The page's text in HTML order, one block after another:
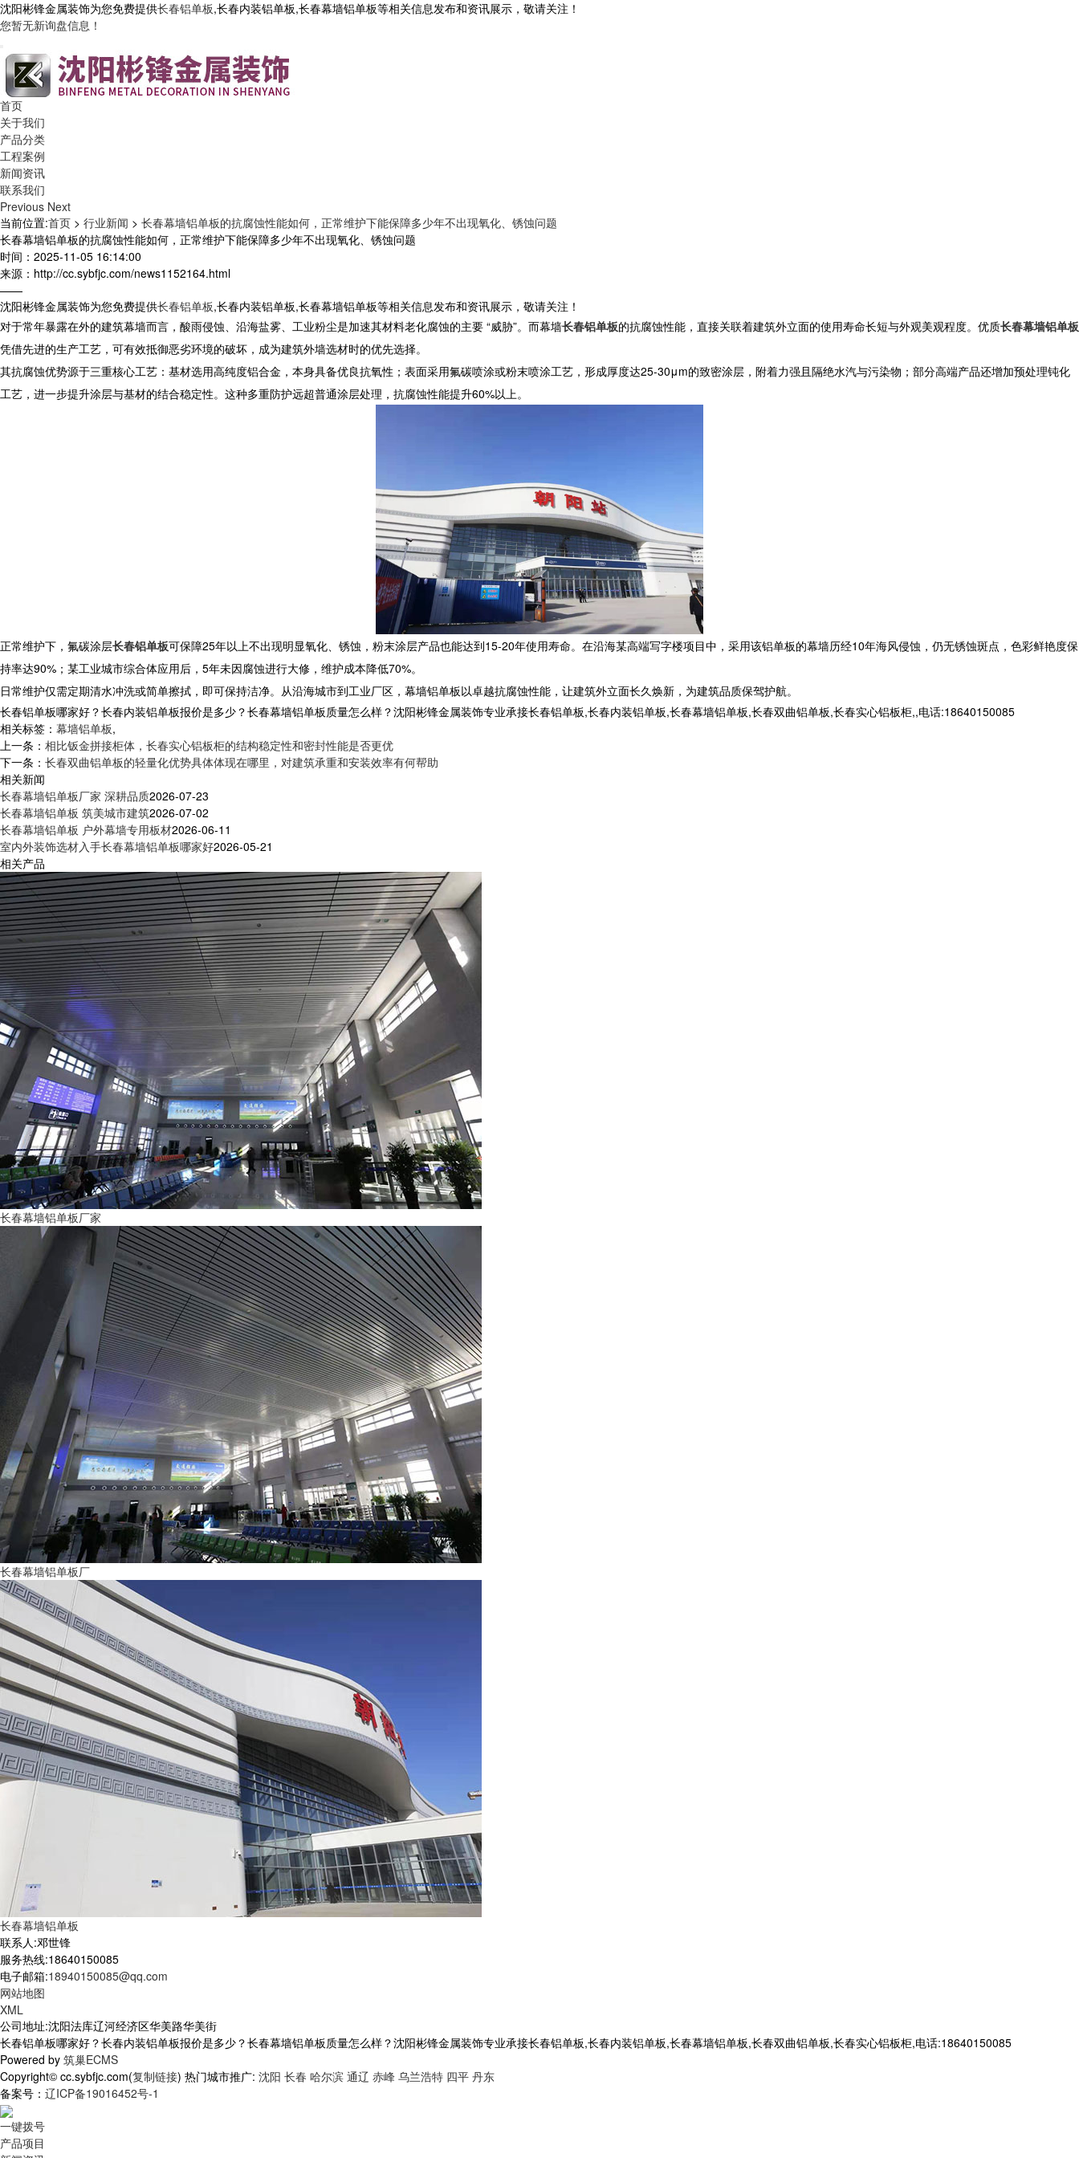
沈阳彬锋金属装饰为您免费提供长春铝单板,长春内装铝单板,长春幕墙铝单板等相关信息发布和资讯展示，敬请关注！
您暂无新询盘信息！
首页
关于我们
产品分类
工程案例
新闻资讯
联系我们
Previous Next
当前位置:首页 > 行业新闻 > 长春幕墙铝单板的抗腐蚀性能如何，正常维护下能保障多少年不出现氧化、锈蚀问题
长春幕墙铝单板的抗腐蚀性能如何，正常维护下能保障多少年不出现氧化、锈蚀问题
时间：2025-11-05 16:14:00
来源：http://cc.sybfjc.com/news1152164.html
——
沈阳彬锋金属装饰为您免费提供长春铝单板,长春内装铝单板,长春幕墙铝单板等相关信息发布和资讯展示，敬请关注！
对于常年暴露在外的建筑幕墙而言，酸雨侵蚀、沿海盐雾、工业粉尘是加速其材料老化腐蚀的主要 “威胁”。而幕墙长春铝单板的抗腐蚀性能，直接关联着建筑外立面的使用寿命长短与外观美观程度。优质长春幕墙铝单板
凭借先进的生产工艺，可有效抵御恶劣环境的破坏，成为建筑外墙选材时的优先选择。
其抗腐蚀优势源于三重核心工艺：基材选用高纯度铝合金，本身具备优良抗氧性；表面采用氟碳喷涂或粉末喷涂工艺，形成厚度达25-30μm的致密涂层，附着力强且隔绝水汽与污染物；部分高端产品还增加预处理钝化
工艺，进一步提升涂层与基材的结合稳定性。这种多重防护远超普通涂层处理，抗腐蚀性能提升60%以上。
正常维护下，氟碳涂层长春铝单板可保障25年以上不出现明显氧化、锈蚀，粉末涂层产品也能达到15-20年使用寿命。在沿海某高端写字楼项目中，采用该铝单板的幕墙历经10年海风侵蚀，仍无锈蚀斑点，色彩鲜艳度保
持率达90%；某工业城市综合体应用后，5年未因腐蚀进行大修，维护成本降低70%。
日常维护仅需定期清水冲洗或简单擦拭，即可保持洁净。从沿海城市到工业厂区， 幕墙铝单板以卓越抗腐蚀性能，让建筑外立面长久焕新，为建筑品质保驾护航。
长春铝单板哪家好？长春内装铝单板报价是多少？长春幕墙铝单板质量怎么样？沈阳彬锋金属装饰专业承接长春铝单板,长春内装铝单板,长春幕墙铝单板,长春双曲铝单板,长春实心铝板柜,,电话:18640150085
相关标签： 幕墙铝单板,
上一条： 相比钣金拼接柜体，长春实心铝板柜的结构稳定性和密封性能是否更优
下一条： 长春双曲铝单板的轻量化优势具体体现在哪里，对建筑承重和安装效率有何帮助
相关新闻
长春幕墙铝单板厂家 深耕品质2026-07-23
长春幕墙铝单板 筑美城市建筑2026-07-02
长春幕墙铝单板 户外幕墙专用板材2026-06-11
室内外装饰选材入手长春幕墙铝单板哪家好2026-05-21
相关产品
长春幕墙铝单板厂家
长春幕墙铝单板厂
长春幕墙铝单板
联系人:邓世锋
服务热线:18640150085
电子邮箱:18940150085@qq.com
网站地图
XML
公司地址:沈阳法库辽河经济区华美路华美街
长春铝单板哪家好？长春内装铝单板报价是多少？长春幕墙铝单板质量怎么样？沈阳彬锋金属装饰专业承接长春铝单板,长春内装铝单板,长春幕墙铝单板,长春双曲铝单板,长春实心铝板柜,电话:18640150085
Powered by 筑巢ECMS
Copyright© cc.sybfjc.com(复制链接) 热门城市推广: 沈阳 长春 哈尔滨 通辽 赤峰 乌兰浩特 四平 丹东
备案号： 辽ICP备19016452号-1
一键拨号
产品项目